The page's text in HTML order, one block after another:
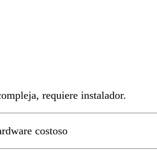
requiere instalador.
costoso